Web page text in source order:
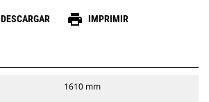
DESCARGAR print IMPRIMIR
1610 mm